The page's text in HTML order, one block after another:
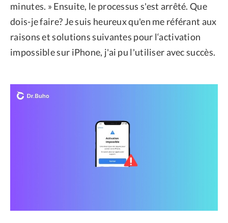
minutes. » Ensuite, le processus s'est arrêté. Que
dois-je faire? Je suis heureux qu'en me référant aux
raisons et solutions suivantes pour l‘activation
impossible sur iPhone, j'ai pu l'utiliser avec succès.